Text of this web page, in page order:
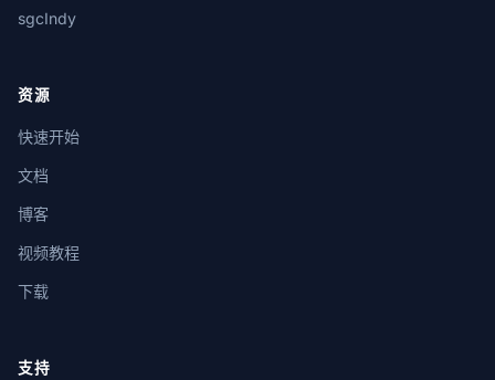
sgcIndy
资源
快速开始
文档
博客
视频教程
下载
支持